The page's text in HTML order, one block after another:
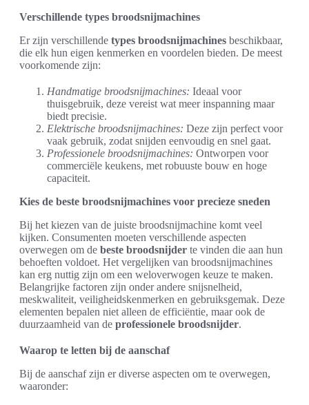
Verschillende types broodsnijmachines
Er zijn verschillende types broodsnijmachines beschikbaar,
die elk hun eigen kenmerken en voordelen bieden. De meest
voorkomende zijn:
Handmatige broodsnijmachines: Ideaal voor
thuisgebruik, deze vereist wat meer inspanning maar
biedt precisie.
Elektrische broodsnijmachines: Deze zijn perfect voor
vaak gebruik, zodat snijden eenvoudig en snel gaat.
Professionele broodsnijmachines: Ontworpen voor
commerciële keukens, met robuuste bouw en hoge
capaciteit.
Kies de beste broodsnijmachines voor precieze sneden
Bij het kiezen van de juiste broodsnijmachine komt veel
kijken. Consumenten moeten verschillende aspecten
overwegen om de beste broodsnijder te vinden die aan hun
behoeften voldoet. Het vergelijken van broodsnijmachines
kan erg nuttig zijn om een weloverwogen keuze te maken.
Belangrijke factoren zijn onder andere snijsnelheid,
meskwaliteit, veiligheidskenmerken en gebruiksgemak. Deze
elementen bepalen niet alleen de efficiëntie, maar ook de
duurzaamheid van de professionele broodsnijder.
Waarop te letten bij de aanschaf
Bij de aanschaf zijn er diverse aspecten om te overwegen,
waaronder: